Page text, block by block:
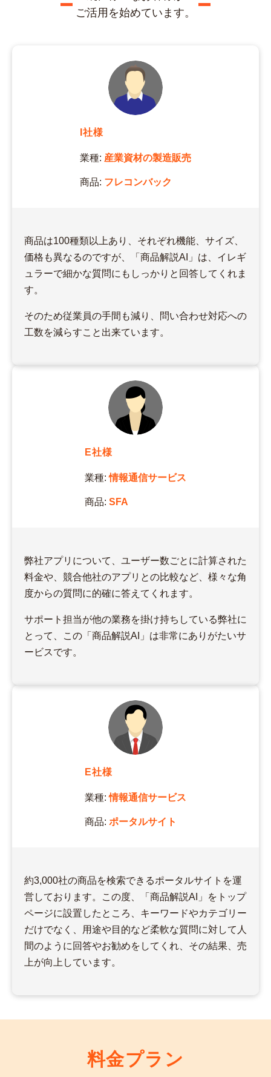
ご活用を始めています。
I社様
業種: 産業資材の製造販売
商品: フレコンバック
商品は100種類以上あり、それぞれ機能、サイズ、
価格も異なるのですが、「商品解説AI」は、イレギ
ュラーで細かな質問にもしっかりと回答してくれま
す。
そのため従業員の手間も減り、問い合わせ対応への
工数を減らすこと出来ています。
E社様
業種:情報通信サービス
商品: SFA
弊社アプリについて、ユーザー数ごとに計算された
料金や、競合他社のアプリとの比較など、様々な角
度からの質問に的確に答えてくれます。
サポート担当が他の業務を掛け持ちしている弊社に
とって、この「商品解説AI」は非常にありがたいサ
ービスです。
E社様
業種:情報通信サービス
商品: ポータルサイト
約3,000社の商品を検索できるポータルサイトを運
営しております。この度、「商品解説AI」をトップ
ページに設置したところ、キーワードやカテゴリー
だけでなく、用途や目的など柔軟な質問に対して人
間のように回答やお勧めをしてくれ、その結果、売
上が向上しています。
料金プラン